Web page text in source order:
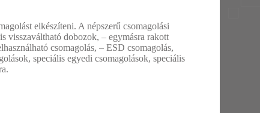
elkészíteni. A népszerű csomagolási
visszaváltható dobozok, – egymásra rakott
csomagolás, – ESD csomagolás,
speciális egyedi csomagolások, speciális